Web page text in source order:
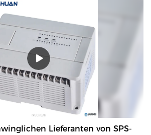
Lieferanten von SPS-